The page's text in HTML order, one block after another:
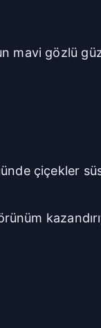
mavi gözlü
çiçekler